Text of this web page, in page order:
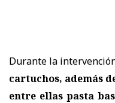
Durante la
cartuchos, además
entre ellas pasta